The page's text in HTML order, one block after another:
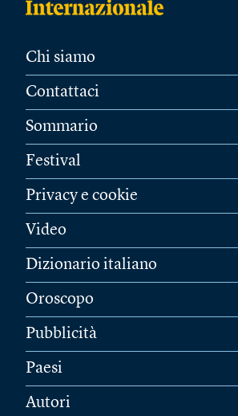
Chi siamo
Contattaci
Sommario
Festival
Privacy e cookie
Video
Dizionario italiano
Oroscopo
Pubblicità
Paesi
Autori